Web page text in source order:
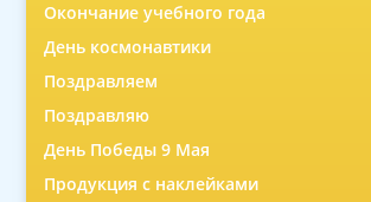
Окончание учебного года
День космонавтики
Поздравляем
Поздравляю
День Победы 9 Мая
Продукция с наклейками